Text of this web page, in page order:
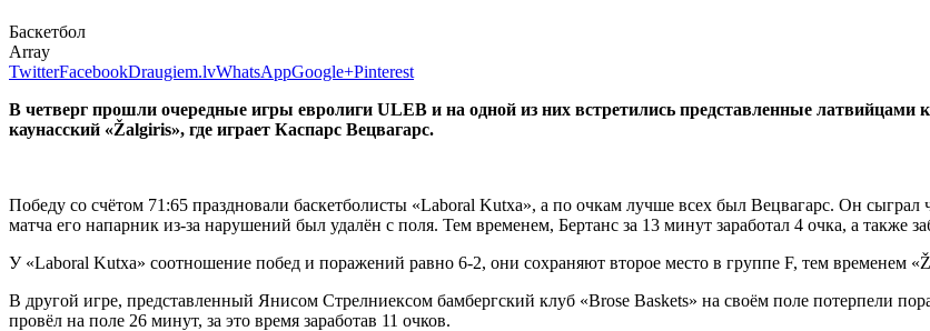
Баскетбол
Array
TwitterFacebookDraugiem.lvWhatsAppGoogle+Pinterest
В четверг прошли очередные игры евролиги ULEB и на одной из них встретились представленные
каунасский «Žalgiris», где играет Каспарс Вецвагарс.
Победу со счётом 71:65 праздновали баскетболисты «Laboral Kutxa», а по очкам лучше всех был Вецвагарс. Он сыграл
матча его напарник из-за нарушений был удалён с поля. Тем временем, Бертанс за 13 минут заработал 4 очка, а также
У «Laboral Kutxa» соотношение побед и поражений равно 6-2, они сохраняют второе место в группе F, тем временем
В другой игре, представленный Янисом Стрелниексом бамбергский клуб «Brose Baskets» на своём поле потерпели
провёл на поле 26 минут, за это время заработав 11 очков.